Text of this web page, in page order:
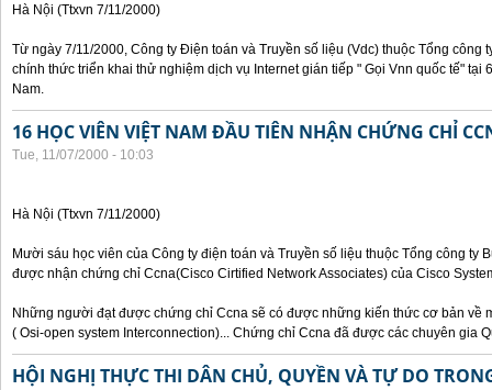
Hà Nội (Ttxvn 7/11/2000)
Từ ngày 7/11/2000, Công ty Điện toán và Truyền số liệu (Vdc) thuộc Tổng công
chính thức triển khai thử nghiệm dịch vụ Internet gián tiếp " Gọi Vnn quốc tế" tại
Nam.
16 HỌC VIÊN VIỆT NAM ĐẦU TIÊN NHẬN CHỨNG CHỈ
Tue, 11/07/2000 - 10:03
Hà Nội (Ttxvn 7/11/2000)
Mười sáu học viên của Công ty điện toán và Truyền số liệu thuộc Tổng công ty
được nhận chứng chỉ Ccna(Cisco Cirtified Network Associates) của Cisco
Những người đạt được chứng chỉ Ccna sẽ có được những kiến thức cơ bản về
( Osi-open system Interconnection)... Chứng chỉ Ccna đã được các chuyên gia
HỘI NGHỊ THỰC THI DÂN CHỦ, QUYỀN VÀ TỰ DO